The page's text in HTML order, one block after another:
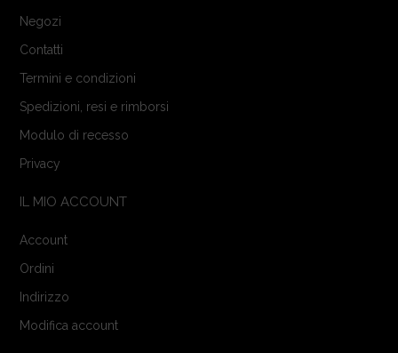
Negozi
Contatti
Termini e condizioni
Spedizioni, resi e rimborsi
Modulo di recesso
Privacy
IL MIO ACCOUNT
Account
Ordini
Indirizzo
Modifica account